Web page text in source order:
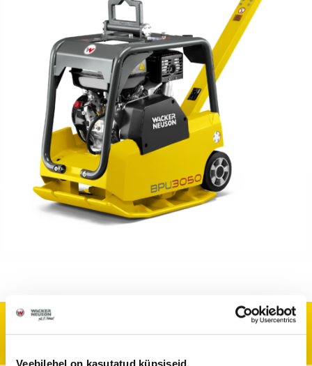
Veebilehel on kasutatud küpsiseid.
KASUTATUD TEHNIKA
KARJÄÄR
MEIST
KONTAKT
Tehniline informatsioon